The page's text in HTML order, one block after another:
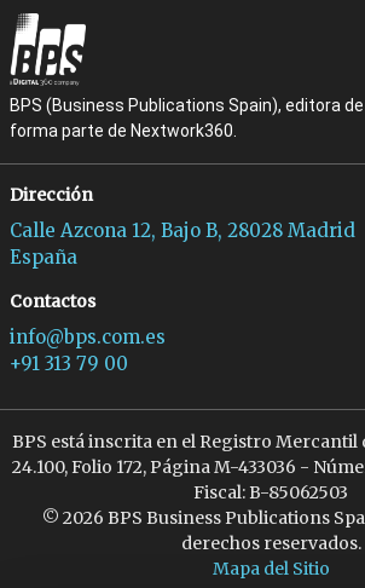
BPS (Business Publications Spain), editora
forma parte de Nextwork360.
Dirección
Calle Azcona 12, Bajo B, 28028 Madrid
España
Contactos
info@bps.com.es
+91 313 79 00
BPS está inscrita en el Registro Mercantil
24.100, Folio 172, Página M-433036 -
Fiscal: B-85062503
© 2026 BPS Business Publications
derechos reservados.
Mapa del Sitio